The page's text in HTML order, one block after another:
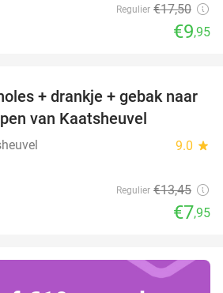
Regulier €17,50
€9,95
41%
+ drankje + gebak naar
van Kaatsheuvel
9.0 star
Regulier €13,45
€7,95